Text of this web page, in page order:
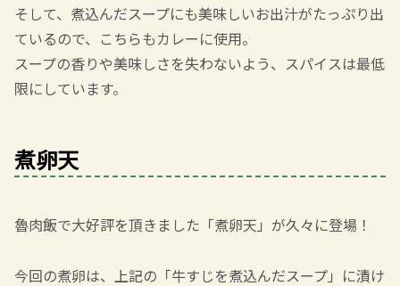
そして、煮込んだスープにも美味しいお出汁がたっぷり出
ているので、こちらもカレーに使用。
スープの香りや美味しさを失わないよう、スパイスは最低
限にしています。
煮卵天
魯肉飯で大好評を頂きました「煮卵天」が久々に登場！
今回の煮卵は、上記の「牛すじを煮込んだスープ」に漬け